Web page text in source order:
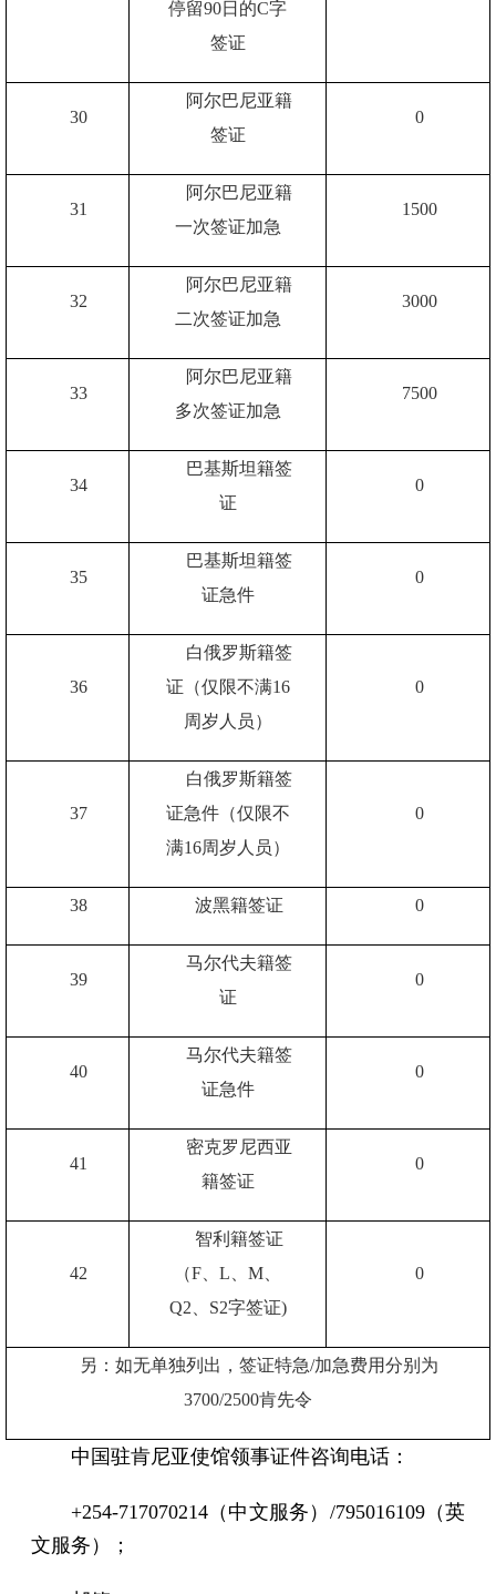
停留90日的C字
签证
30
阿尔巴尼亚籍
签证
0
31
阿尔巴尼亚籍
一次签证加急
1500
32
阿尔巴尼亚籍
二次签证加急
3000
33
阿尔巴尼亚籍
多次签证加急
7500
34
巴基斯坦籍签
证
0
35
巴基斯坦籍签
证急件
0
36
白俄罗斯籍签
证（仅限不满16
周岁人员）
0
37
白俄罗斯籍签
证急件（仅限不
满16周岁人员）
0
38 波黑籍签证 0
39
马尔代夫籍签
证
0
40
马尔代夫籍签
证急件
0
41
密克罗尼西亚
籍签证
0
42
智利籍签证
（F、 L、 M、
Q2、 S2字签证)
0
另：如无单独列出，签证特急/加急费用分别为
3700/2500肯先令
中国驻肯尼亚使馆领事证件咨询电话：
+254-717070214（中文服务）/795016109（英
文服务）；